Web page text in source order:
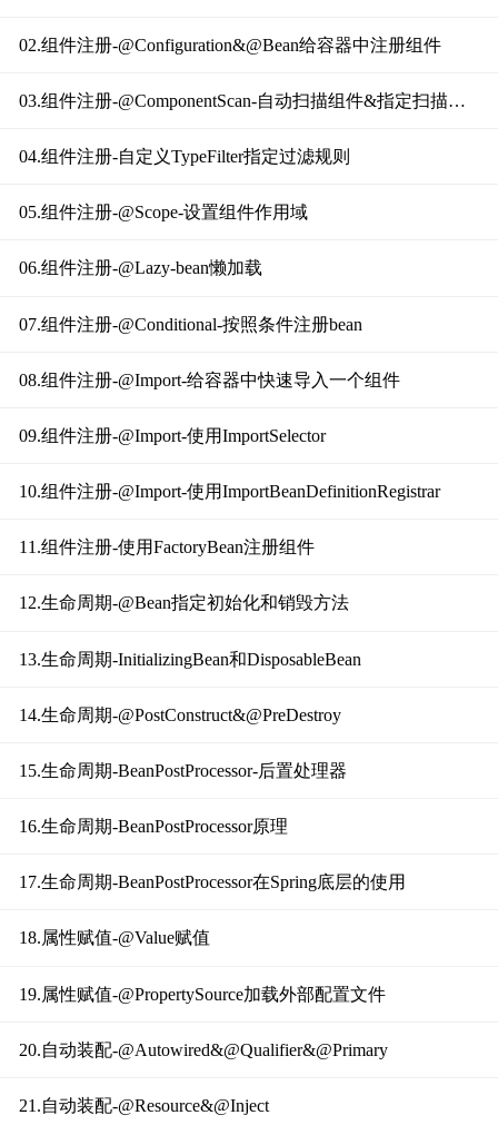
02.组件注册-@Configuration&@Bean给容器中注册组件
03.组件注册-@ComponentScan-自动扫描组件&指定扫描规则
04.组件注册-自定义TypeFilter指定过滤规则
05.组件注册-@Scope-设置组件作用域
06.组件注册-@Lazy-bean懒加载
07.组件注册-@Conditional-按照条件注册bean
08.组件注册-@Import-给容器中快速导入一个组件
09.组件注册-@Import-使用ImportSelector
10.组件注册-@Import-使用ImportBeanDefinitionRegistrar
11.组件注册-使用FactoryBean注册组件
12.生命周期-@Bean指定初始化和销毁方法
13.生命周期-InitializingBean和DisposableBean
14.生命周期-@PostConstruct&@PreDestroy
15.生命周期-BeanPostProcessor-后置处理器
16.生命周期-BeanPostProcessor原理
17.生命周期-BeanPostProcessor在Spring底层的使用
18.属性赋值-@Value赋值
19.属性赋值-@PropertySource加载外部配置文件
20.自动装配-@Autowired&@Qualifier&@Primary
21.自动装配-@Resource&@Inject